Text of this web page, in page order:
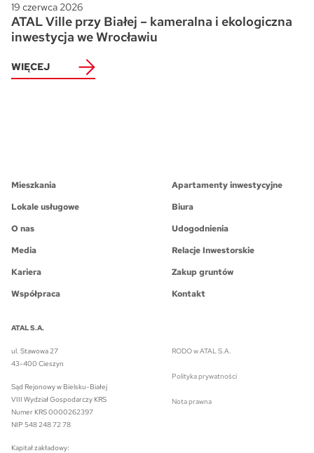
19 czerwca 2026
ATAL Ville przy Białej – kameralna i ekologiczna
inwestycja we Wrocławiu
WIĘCEJ
Mieszkania
Apartamenty inwestycyjne
Lokale usługowe
Biura
O nas
Udogodnienia
Media
Relacje Inwestorskie
Kariera
Zakup gruntów
Współpraca
Kontakt
ATAL S.A.
ul. Stawowa 27
43-400 Cieszyn
Sąd Rejonowy w Bielsku-Białej
VIII Wydział Gospodarczy KRS
Numer KRS 0000262397
NIP 548 248 72 78
Kapitał zakładowy:
RODO w ATAL S.A.
Polityka prywatności
Nota prawna